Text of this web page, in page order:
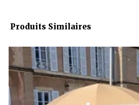
Produits Similaires